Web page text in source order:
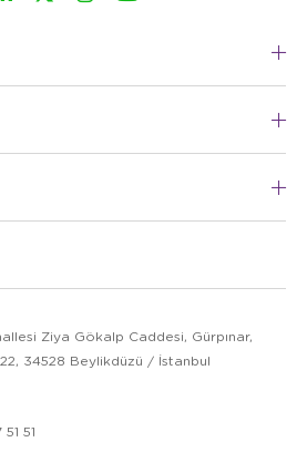
Ziya Gökalp Caddesi, Gürpınar,
34528 Beylikdüzü / İstanbul
51